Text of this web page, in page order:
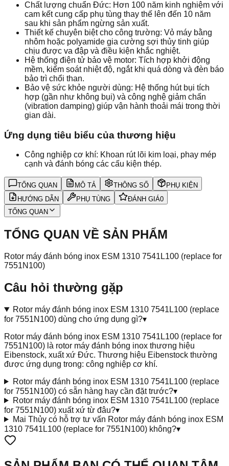
Chất lượng chuẩn Đức: Hơn 100 năm kinh nghiệm với
cam kết cung cấp phụ tùng thay thế lên đến 10 năm
sau khi sản phẩm ngừng sản xuất.
Thiết kế chuyên biệt cho công trường: Vỏ máy bằng
nhôm hoặc polyamide gia cường sợi thủy tinh giúp
chịu được va đập và điều kiện khắc nghiệt.
Hệ thống điện tử bảo vệ motor: Tích hợp khởi động
mềm, kiểm soát nhiệt độ, ngắt khi quá dòng và đèn báo
bảo trì chổi than.
Bảo vệ sức khỏe người dùng: Hệ thống hút bụi tích
hợp (gần như không bụi) và công nghệ giảm chấn
(vibration damping) giúp vận hành thoải mái trong thời
gian dài.
Ứng dụng tiêu biểu của thương hiệu
Công nghiệp cơ khí: Khoan rút lõi kim loại, phay mép
cạnh và đánh bóng các cấu kiện thép.
TỔNG QUAN MÔ TẢ THÔNG SỐ
PHỤ KIỆN
HƯỚNG DẪN
PHỤ TÙNG ĐÁNH GIÁ0
TỔNG QUAN
TỔNG QUAN VỀ SẢN PHẨM
Rotor máy đánh bóng inox ESM 1310 7541L100 (replace for
7551N100)
Câu hỏi thường gặp
Rotor máy đánh bóng inox ESM 1310 7541L100 (replace
for 7551N100) dùng cho ứng dụng gì?▾
Rotor máy đánh bóng inox ESM 1310 7541L100 (replace for
7551N100) là rotor máy đánh bóng inox thương hiệu
Eibenstock, xuất xứ Đức. Thương hiệu Eibenstock thường
được ứng dụng trong: công nghiệp cơ khí.
Rotor máy đánh bóng inox ESM 1310 7541L100 (replace
for 7551N100) có sẵn hàng hay cần đặt trước?▾
Rotor máy đánh bóng inox ESM 1310 7541L100 (replace
for 7551N100) xuất xứ từ đâu?▾
Mai Thủy có hỗ trợ tư vấn Rotor máy đánh bóng inox ESM
1310 7541L100 (replace for 7551N100) không?▾